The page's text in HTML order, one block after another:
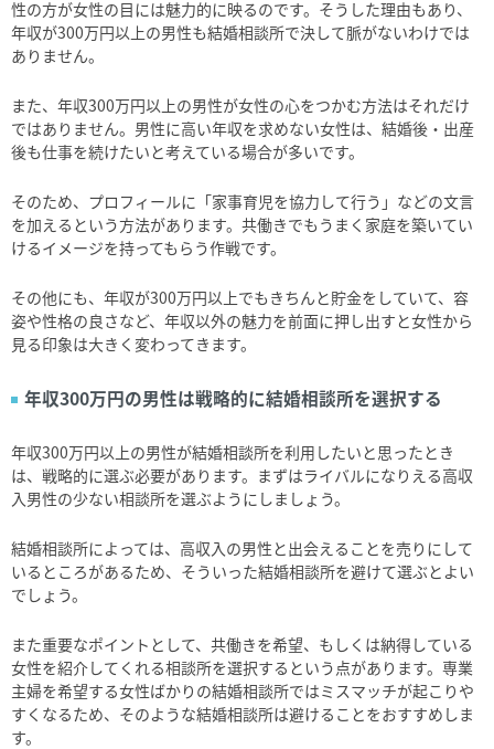
性の方が女性の目には魅力的に映るのです。そうした理由もあり、
年収が300万円以上の男性も結婚相談所で決して脈がないわけでは
ありません。
また、年収300万円以上の男性が女性の心をつかむ方法はそれだけ
ではありません。男性に高い年収を求めない女性は、結婚後・出産
後も仕事を続けたいと考えている場合が多いです。
そのため、プロフィールに「家事育児を協力して行う」などの文言
を加えるという方法があります。共働きでもうまく家庭を築いてい
けるイメージを持ってもらう作戦です。
その他にも、年収が300万円以上でもきちんと貯金をしていて、容
姿や性格の良さなど、年収以外の魅力を前面に押し出すと女性から
見る印象は大きく変わってきます。
年収300万円の男性は戦略的に結婚相談所を選択する
年収300万円以上の男性が結婚相談所を利用したいと思ったとき
は、戦略的に選ぶ必要があります。まずはライバルになりえる高収
入男性の少ない相談所を選ぶようにしましょう。
結婚相談所によっては、高収入の男性と出会えることを売りにして
いるところがあるため、そういった結婚相談所を避けて選ぶとよい
でしょう。
また重要なポイントとして、共働きを希望、もしくは納得している
女性を紹介してくれる相談所を選択するという点があります。専業
主婦を希望する女性ばかりの結婚相談所ではミスマッチが起こりや
すくなるため、そのような結婚相談所は避けることをおすすめしま
す。